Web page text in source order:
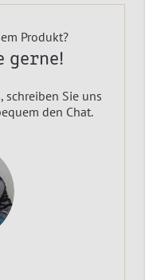
Produkt?
gerne!
schreiben Sie uns
den Chat.